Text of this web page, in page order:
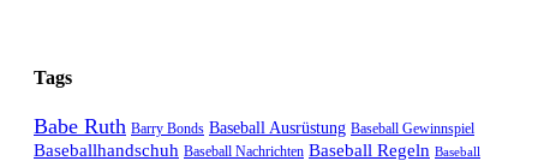
Tags
Babe Ruth Barry Bonds Baseball Ausrüstung Baseball Gewinnspiel
Baseballhandschuh Baseball Nachrichten Baseball Regeln Baseball